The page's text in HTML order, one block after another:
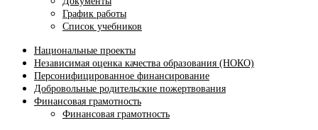
График работы
Список учебников
Национальные проекты
Независимая оценка качества образования (НОКО)
Персонифицированное финансирование
Добровольные родительские пожертвования
Финансовая грамотность
Финансовая грамотность